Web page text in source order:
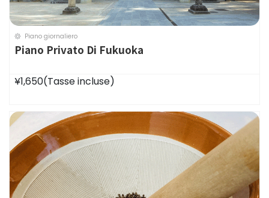
Piano giornaliero
Piano Privato Di Fukuoka
¥1,650(Tasse incluse)